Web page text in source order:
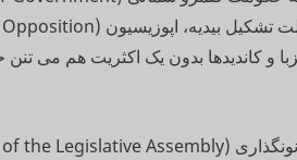
و کاندیدها بدون یک اکثریت هم می